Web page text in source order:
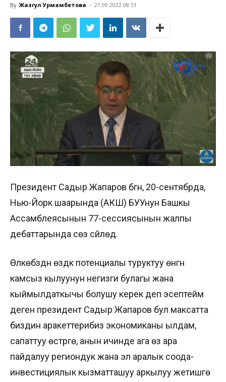
By Жазгул Урмамбетова - 21.09.2022 08:51
Президент Садыр Жапаров бүгүн, 20-сентябрда,
Нью-Йорк шаарында (АКШ) БУУнун Башкы
Ассамблеясынын 77-сессиясынын жалпы
дебаттарында сөз сүйлөдү.
Өлкөбүздүн өздүк потенциалы туруктуу өнүгүүнү
камсыз кылуунун негизги булагы жана
кыймылдаткычы болушу керек деп эсептейм
деген президент Садыр Жапаров бул максатта
биздин аракеттерибиз экономиканы ылдам,
сапаттуу өстүрүүгө, анын ичинде ага өз ара
пайдалуу региондук жана эл аралык соода-
инвестициялык кызматташуу аркылуу жетишүүгө